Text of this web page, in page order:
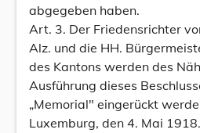
abgegeben haben.
Art. 3. Der Friedensrichter
Alz. und die HH.
des Kantons werden des
Ausführung dieses
„Memorial" eingerückt
Luxemburg, den 4. Mai 1918.